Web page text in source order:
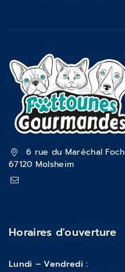
6 rue du Maréchal Foch
67120 Molsheim
Horaires d'ouverture
Lundi – Vendredi :